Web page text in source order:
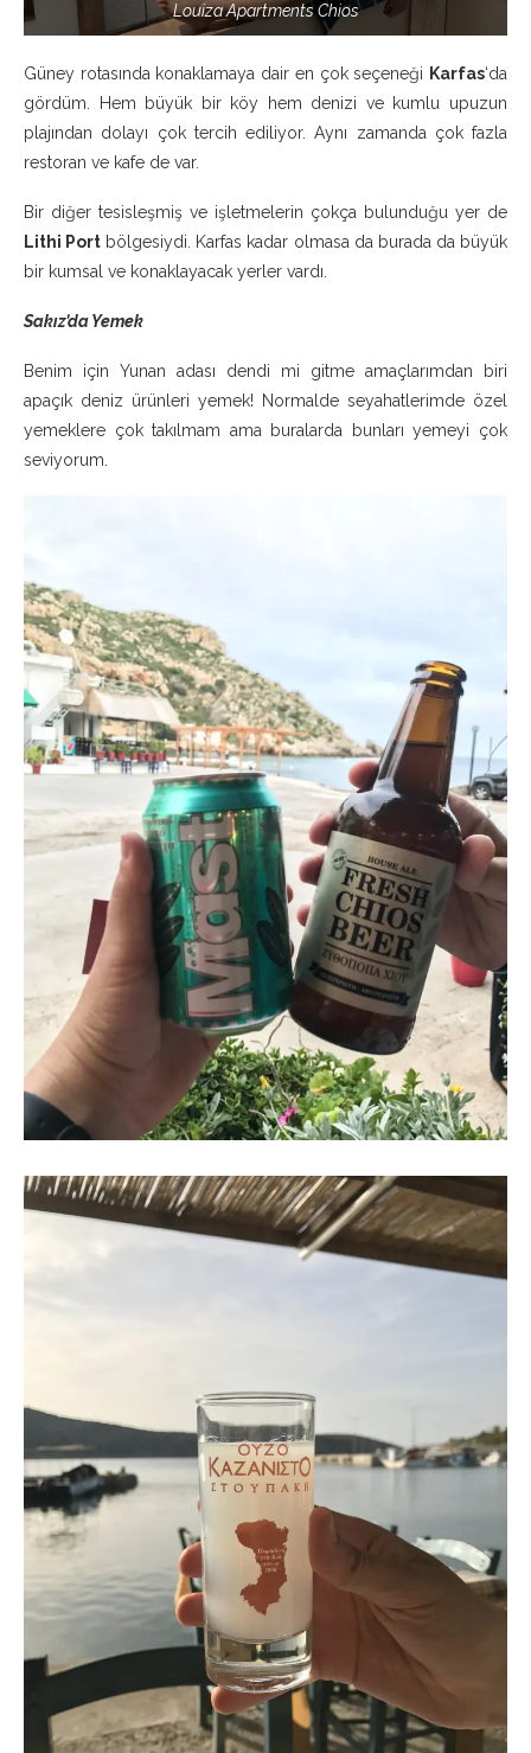
Louiza Apartments Chios
Güney rotasında konaklamaya dair en çok seçeneği Karfas‘da
gördüm. Hem büyük bir köy hem denizi ve kumlu upuzun
plajından dolayı çok tercih ediliyor. Aynı zamanda çok fazla
restoran ve kafe de var.
Bir diğer tesisleşmiş ve işletmelerin çokça bulunduğu yer de
Lithi Port bölgesiydi. Karfas kadar olmasa da burada da büyük
bir kumsal ve konaklayacak yerler vardı.
Sakız’da Yemek
Benim için Yunan adası dendi mi gitme amaçlarımdan biri
apaçık deniz ürünleri yemek! Normalde seyahatlerimde özel
yemeklere çok takılmam ama buralarda bunları yemeyi çok
seviyorum.